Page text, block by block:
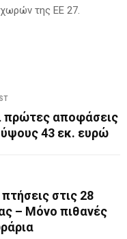
της ΕΕ 27.
πρώτες αποφάσεις
43 εκ. ευρώ
στις 28
– Μόνο πιθανές